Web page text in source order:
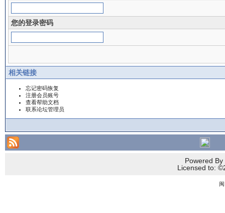
您的登录密码
相关链接
忘记密码恢复
注册会员账号
查看帮助文档
联系论坛管理员
Powered
Licensed to: